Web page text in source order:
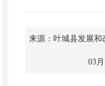
来源：叶城县发展和
03